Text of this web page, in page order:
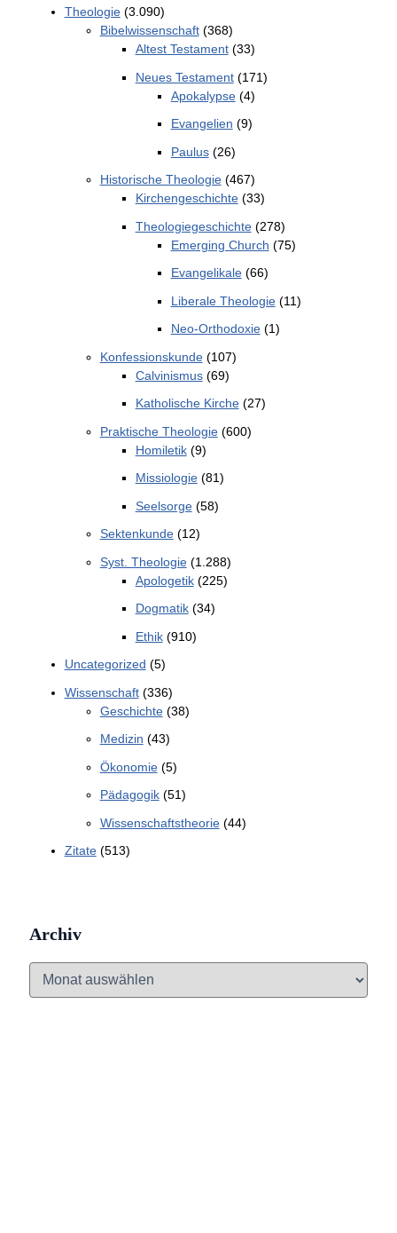
Theologie(3.090)
Bibelwissenschaft(368)
Altest Testament(33)
Neues Testament(171)
Apokalypse(4)
Evangelien (9)
Paulus(26)
Historische Theologie(467)
Kirchengeschichte(33)
Theologiegeschichte(278)
Emerging Church (75)
Evangelikale(66)
Liberale Theologie(11)
Neo-Orthodoxie(1)
Konfessionskunde(107)
Calvinismus(69)
Katholische Kirche(27)
Praktische Theologie(600)
Homiletik(9)
Missiologie(81)
Seelsorge(58)
Sektenkunde(12)
Syst. Theologie(1.288)
Apologetik(225)
Dogmatik(34)
Ethik(910)
Uncategorized (5)
Wissenschaft(336)
Geschichte(38)
Medizin (43)
Ökonomie(5)
Pädagogik(51)
Wissenschaftstheorie(44)
Zitate(513)
Archiv